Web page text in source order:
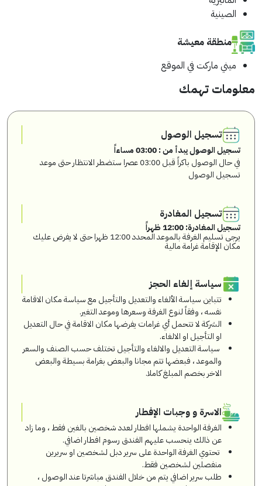
الصينية
منطقة معيشة
ميني ماركت في الموقع
معلومات تهمك
تسجيل الوصول
تسجيل الوصول يبدأ من : 03:00 مساءاً
في حال الوصول باكراً قبل 03:00 عصرا ستضطر الانتظار حتى موعد
تسجيل الوصول
تسجيل المغادرة
تسجيل المغادرة: 12:00 ظهراً
يرجى تسليم الغرفة بالموعد المحدد 12:00 ظهرا حتى لا يفرض عليك
مكان الإقامة غرامة مالية
سياسة إلغاء الحجز
تتباين سياسة الألغاء والتعديل والتأجيل مع سياسة مكان الاقامة
نفسه ، وفقاً لنوع الغرفة وسعرها وموعد التغير.
الشركة لا تتحمل أي غرامات يفرضها مكان الاقامة في حال التعديل
او التأجيل او الالغاء.
سياسة التعديل والالغاء والتأجيل تختلف حسب الصنف والسعر
والموعد ، فبعضها تتم مجانا والبعض بغرامة بسيطة والبعض
الاخر بخصم المبلغ كاملا.
الاسرة و وجبات الإفطار
الغرفة الواحدة يشملها افطار لعدد شخصين بالغين فقط ، وما زاد
عن ذالك ينحسب عليهم الفندق رسوم افطار اضافي.
تحتوي الغرفة الواحدة على سرير دبل لشخصين او سريرين
منفصلين لشخصين فقط.
طلب سرير اضافي يتم من خلال الفندق مباشرتا عند الوصول ،